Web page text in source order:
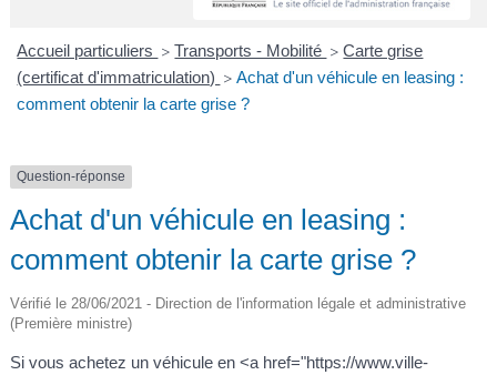
R E
Accueil particuliers > Transports - Mobilité > Carte grise
(certificat d'immatriculation) > Achat d'un véhicule en leasing :
comment obtenir la carte grise ?
Question-réponse
Achat d'un véhicule en leasing :
comment obtenir la carte grise ?
Vérifié le 28/06/2021 - Direction de l'information légale et administrative
(Première ministre)
Si vous achetez un véhicule en <a href="https://www.ville-